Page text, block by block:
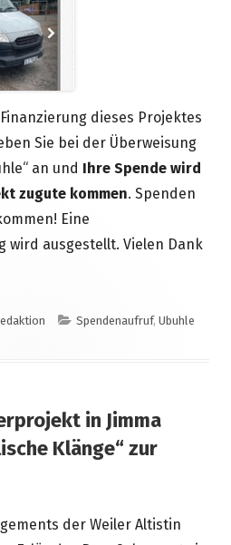
dieses Projektes
Sie bei der Überweisung
an und Ihre Spende wird
zugute kommen. Spenden
Eine
wird ausgestellt. Vielen Dank
Kategorien
Spendenaufruf, Ubuhle
in Jimma
Klänge“ zur
der Weiler Altistin